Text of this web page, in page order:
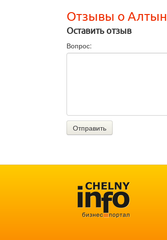
Отзывы о Алтын
Оставить отзыв
Вопрос:
Отправить